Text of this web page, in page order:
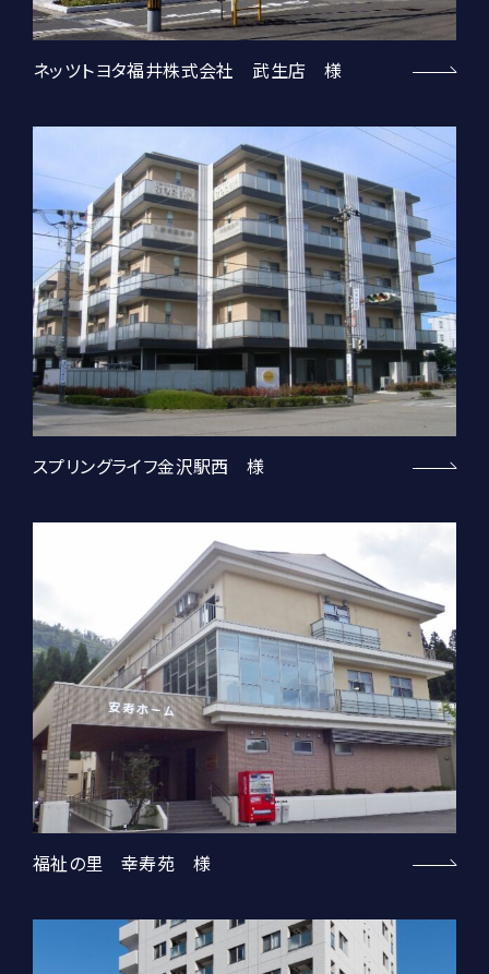
ネッツトヨタ福井株式会社 武生店 様
スプリングライフ金沢駅西 様
福祉の里 幸寿苑 様